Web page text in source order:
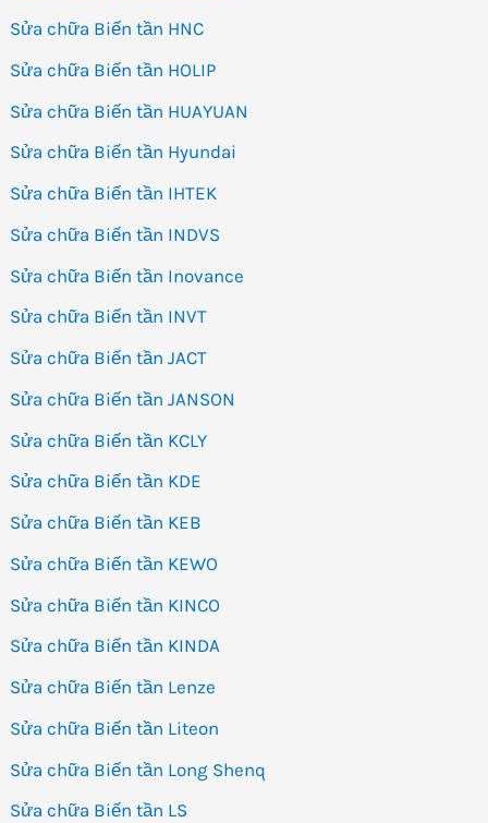
Sửa chữa Biến tần HNC
Sửa chữa Biến tần HOLIP
Sửa chữa Biến tần HUAYUAN
Sửa chữa Biến tần Hyundai
Sửa chữa Biến tần IHTEK
Sửa chữa Biến tần INDVS
Sửa chữa Biến tần Inovance
Sửa chữa Biến tần INVT
Sửa chữa Biến tần JACT
Sửa chữa Biến tần JANSON
Sửa chữa Biến tần KCLY
Sửa chữa Biến tần KDE
Sửa chữa Biến tần KEB
Sửa chữa Biến tần KEWO
Sửa chữa Biến tần KINCO
Sửa chữa Biến tần KINDA
Sửa chữa Biến tần Lenze
Sửa chữa Biến tần Liteon
Sửa chữa Biến tần Long Shenq
Sửa chữa Biến tần LS